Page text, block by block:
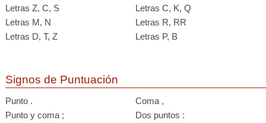
Letras Z, C, S
Letras C, K, Q
Letras M, N
Letras R, RR
Letras D, T, Z
Letras P, B
Signos de Puntuación
Punto .
Coma ,
Punto y coma ;
Dos puntos :